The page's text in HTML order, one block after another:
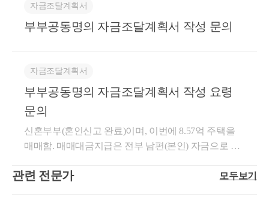
분의 부족액을 아내분에게 차입하는 것으로 구성해드
렸습니다. 이는 사실혼관계에서는 배우자 증여공제가
적용되지 않기에, 우선적으로 차입관계를 형성하시고
진행하여 채권 채무관계를 해소하는 것이 증여세가 발
구성할 경우 차입금에 대한 사후관리 등이 필요한 것
입니다. 또한 질문주신 대출관련하여서는 각각 지분율
대로 자금을 배분하여 작성하신 후, 추후 상환을 지분
율에 따라 진행하시면 됩니다. (예를들어 차주는 남편
날 기준으로 아내분 명의 통장에서 남편분 명의 통장
대출은 각각 절반씩 활용하시는 것이 맞습니다. 즉 아
래와 같이 구성하는 것이 좋습니다. (1) 남편 : 증여 2억
+ 주택담보대출 4억 = 6.5억 그 밖의 차입금은 혼인신
고 이전이기에 증여가 아닌 차입항목으로 구성하여, 5
대 5 비율을 맞춰야 하는 것이며, 해당 차입금에 대해
서 차용증 작성, 원리금 상환 등을 통해 차입임을 인정
받는 것이 중요합니다. 추후 혼인신고 이후에 채무면
제에 따른 증여세 신고를 통해 채무를 소멸시킬 수 있
께 한다면 공동 자금으로 인정받을 수 있습니다. 다만
자금조달계획서
부부공동명의 자금조달계획서 작성 문의
자금조달계획서
부부공동명의 자금조달계획서 작성 요령
문의
신혼부부(혼인신고 완료)이며, 이번에 8.57억 주택을
매매함. 매매대금지급은 전부 남편(본인) 자금으로 매
의 예정 현재 자금 출처는 아래와 같은데, 공동명의 5:5
관련 전문가 모두보기